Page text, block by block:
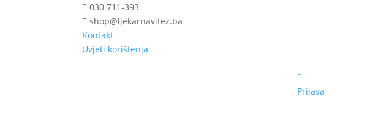
030 711-393
shop@ljekarnavitez.ba
Kontakt
Uvjeti korištenja
Prijava